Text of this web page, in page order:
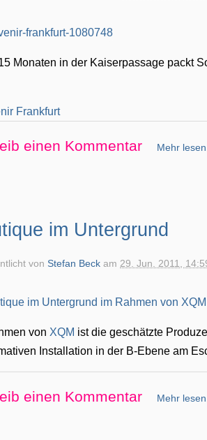
Monaten in der Kaiserpassage packt
Frankfurt
einen Kommentar Mehr
im Untergrund
vonStefan Beck am 29. Jun. 2011,
von XQM ist die geschätzte
Installation in der B-Ebene am
einen Kommentar Mehr